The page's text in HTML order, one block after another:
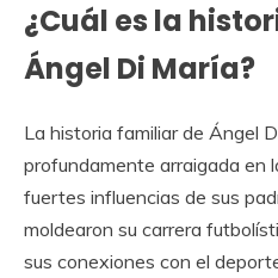
¿Cuál es la
Ángel Di María?
La historia familiar de Ángel
profundamente arraigada en
fuertes influencias de sus
moldearon su carrera
sus conexiones con el